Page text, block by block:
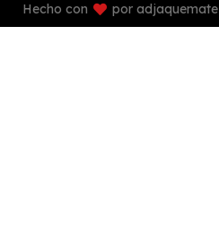
Hecho con
por adjaquemate